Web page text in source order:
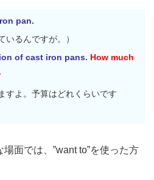
pan.
いるんですが。）
of cast iron pans. How much
すよ。予算はどれくらいです
面では、”want to”を使った方